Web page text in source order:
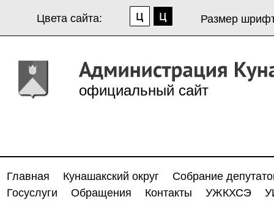
Цвета сайта: Размер
официальный сайт
Главная Кунашакский округ
Собрание
Госуслуги
Обращения Контакты УЖКХСЭ